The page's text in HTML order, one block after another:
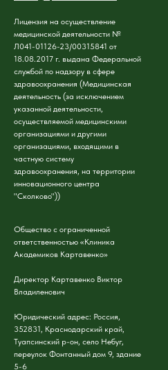
Лицензия на осуществление
медицинской деятельности №
Л041-01126-23/00315841 от
18.08.2017 г. выдана Федеральной
службой по надзору в сфере
здравоохранения (Медицинская
деятельность (за исключением
указанной деятельности,
осуществляемой медицинскими
организациями и другими
организациями, входящими в
частную систему
здравоохранения, на территории
инновационного центра
"Сколково"))
Общество с ограниченной
ответственностью «Клиника
Академиков Картавенко»
Директор Картавенко Виктор
Владиленович
Юридический адрес: Россия,
352831, Краснодарский край,
Туапсинский р-он, село Небуг,
переулок Фонтанный дом 9, здание
5-6